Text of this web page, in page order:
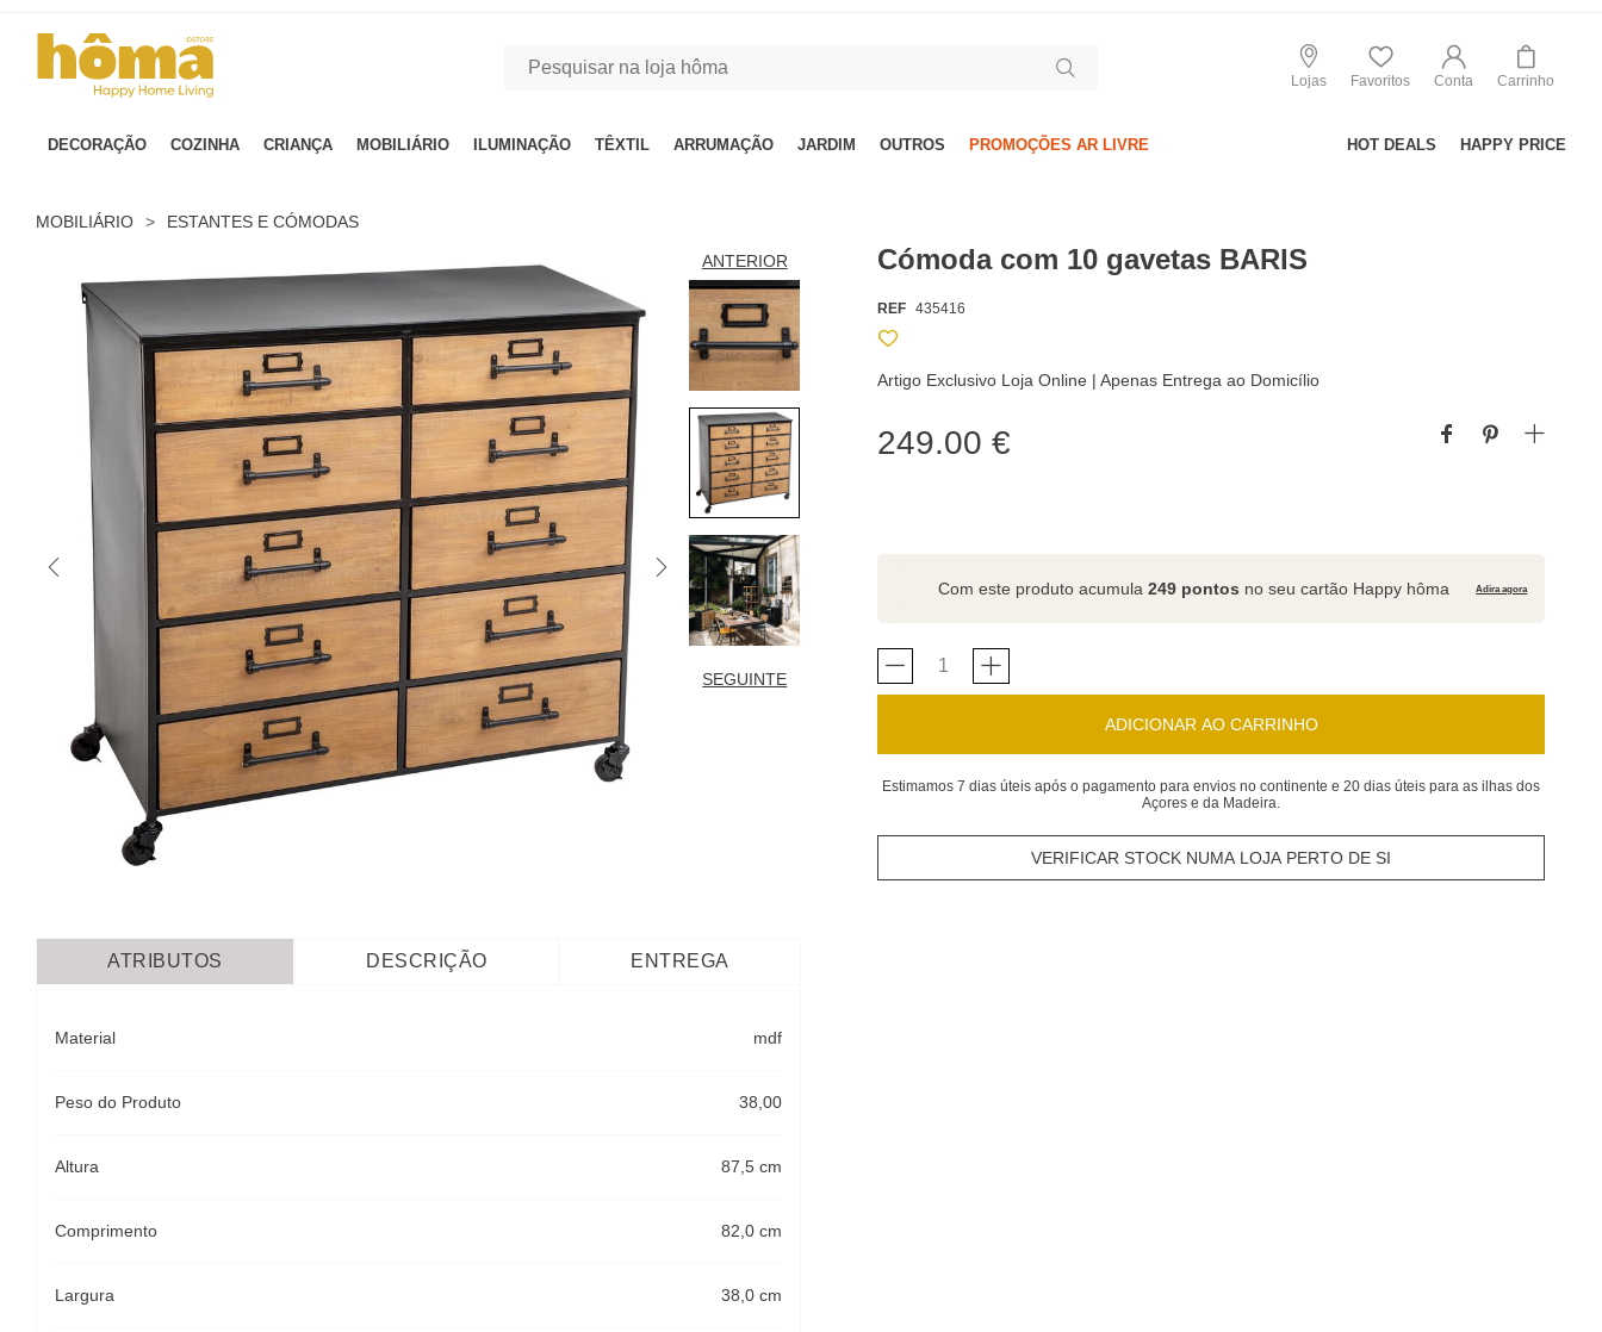
Lojas Favoritos Conta Carrinho
DECORAÇÃO COZINHA CRIANÇA MOBILIÁRIO ILUMINAÇÃO TÊXTIL ARRUMAÇÃO JARDIM OUTROS PROMOÇÕES AR LIVRE HOT DEALS HAPPY PRICE
MOBILIÁRIO > ESTANTES E CÓMODAS
ANTERIOR
SEGUINTE
Cómoda com 10 gavetas BARIS
REF 435416
Artigo Exclusivo Loja Online | Apenas Entrega ao Domicílio
249.00 €
Com este produto acumula249 pontos no seu cartão Happy hôma Adira agora
ADICIONAR AO CARRINHO
Estimamos 7 dias úteis após o pagamento para envios no continente e 20 dias úteis para as ilhas dos
Açores e da Madeira.
VERIFICAR STOCK NUMA LOJA PERTO DE SI
ATRIBUTOS DESCRIÇÃO ENTREGA
Material mdf
Peso do Produto 38,00
Altura 87,5 cm
Comprimento 82,0 cm
Largura 38,0 cm